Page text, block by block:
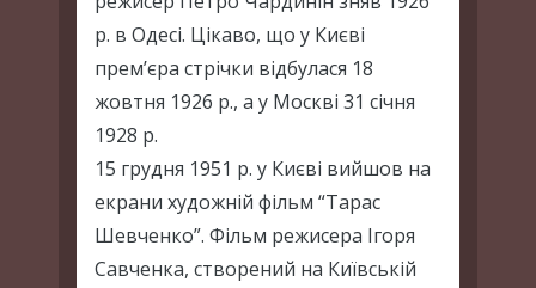
р. в Одесі. Цікаво, що у Києві
прем’єра стрічки відбулася 18
жовтня 1926 р., а у Москві 31 січня
1928 р.
15 грудня 1951 р. у Києві вийшов на
екрани художній фільм “Тарас
Шевченко”. Фільм режисера Ігоря
Савченка, створений на Київській